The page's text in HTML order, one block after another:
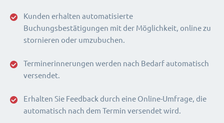
Kunden erhalten automatisierte
Buchungsbestätigungen mit der Möglichkeit, online zu
stornieren oder umzubuchen.
Terminerinnerungen werden nach Bedarf automatisch
versendet.
Erhalten Sie Feedback durch eine Online-Umfrage, die
automatisch nach dem Termin versendet wird.